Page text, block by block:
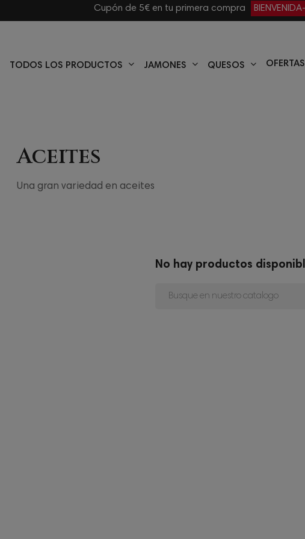
Cupón de 5€ en tu primera compra
TODOS LOS PRODUCTOS JAMONES QUESOS OFERTAS
Aceites
Una gran variedad en aceites
No hay productos